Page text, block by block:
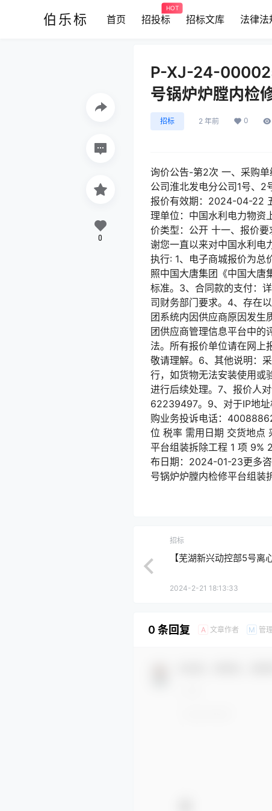
伯乐标 首页 招投标
HOT
招标文库 法律法
P-XJ-24-
号锅炉炉膛内检
招标 2 年前 0
询价公告-第2次 一、采购
公司淮北发电分公司1号、2
报价有效期：2024-04-22
理单位：中国水利电力物
价类型：公开 十一、报价
谢您一直以来对中国水利电
执行: 1、电子商城报价为总
照中国大唐集团《中国大唐
标准。3、合同款的支付：
司财务部门要求。4、存在
团系统内因供应商原因发生
团供应商管理信息平台中的
法。所有报价单位请在网上
敬请理解。6、其他说明：
行，如货物无法安装使用或
进行后续处理。7、报价人
62239497。9、对于IP地
购业务投诉电话：
位 税率 需用日期 交货地点
平台组装拆除工程 1 项 9%
布日期：2024-01-23更多
号锅炉炉膛内检修平台组装
0
招标
【芜湖新兴动控部5号
2024-2-21 18:13:33
0 条回复 A 文章作者 M 管